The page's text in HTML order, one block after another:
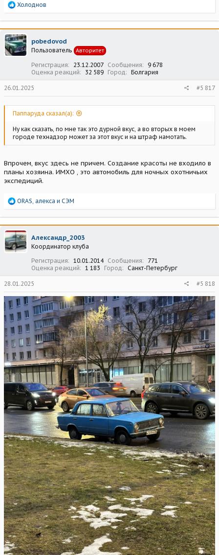
Р
а
к
ц
и
и
Холоднов
pobedovod
Пользователь Авторитет
Регистрация 23.12.2007 Сообщения
9 678
Оценка реакций
32 589 Город Болгария
26.01.2025 #5 817
Паппаруда сказал(а):
Ну как сказать, по мне так это дурной вкус, а во вторых в моем
городе технадзор может за этот вкус и на штраф намотать.
Впрочем, вкус здесь не причем. Создание красоты не входило в
планы хозяина. ИМХО , это автомобиль для ночных охотничьих
экспедиций.
Р
а
к
ц
и
и
ORAS алекса и СЭМ
Александр_2003
Координатор клуба
Регистрация
10.01.2014 Сообщения
771
Оценка реакций
1 183 Город Санкт-Петербург
28.01.2025 #5 818